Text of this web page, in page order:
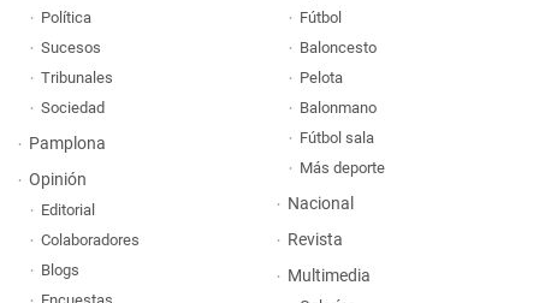
Política
Sucesos
Tribunales
Sociedad
Pamplona
Opinión
Editorial
Colaboradores
Blogs
Fútbol
Baloncesto
Pelota
Balonmano
Fútbol sala
Más deporte
Nacional
Revista
Multimedia